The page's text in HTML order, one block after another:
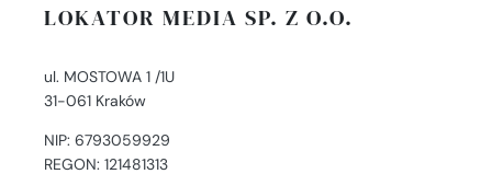
LOKATOR MEDIA SP. Z O.O.
ul. MOSTOWA 1 /1U
31-061 Kraków
NIP: 6793059929
REGON: 121481313